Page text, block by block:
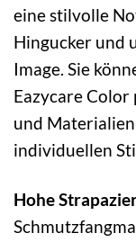
eine stilvolle
Hingucker und
Image. Sie
Eazycare
und
individuellen
Hohe